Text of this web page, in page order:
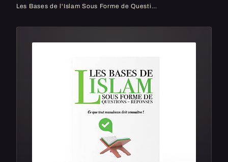
Les Bases de l'Islam Sous Forme de Questions-Réponses │Comprendre l'Islam facilement en 200 Q&R !